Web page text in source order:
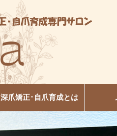
深爪矯正･自爪育成とは